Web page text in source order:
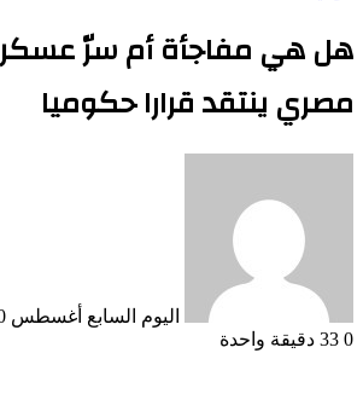
هل هي مفاجأة أم سرّ
مصري ينتقد قرارا حكوميا
اليوم السابع أغسطس 30, 2023
0
دقيقة واحدة